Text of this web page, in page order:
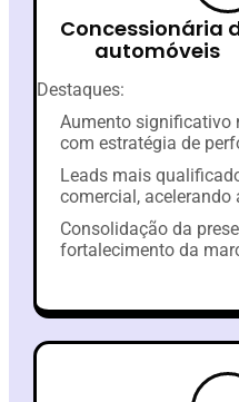
Concessionária
automóveis
Destaques:
Aumento significativo
com estratégia de
Leads mais
comercial, acelerando
Consolidação da
fortalecimento da